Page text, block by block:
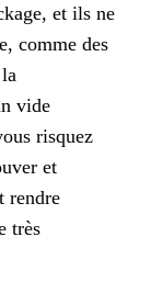
et ils ne
comme des
vide
risquez
et
rendre
très